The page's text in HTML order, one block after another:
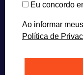
Eu concordo
Ao informar
Política de